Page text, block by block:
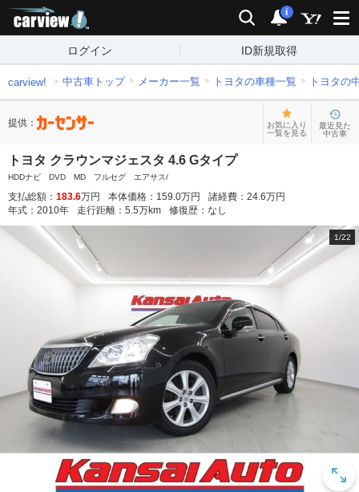
検索 通知
i
ログイン ID新規取得
carview! 中古車トップ メーカー一覧 トヨタの車種一覧 トヨタの
提供：
お気に入り
一覧を見る
最近見た
中古車
トヨタ クラウンマジェスタ 4.6 Gタイプ
HDDナビ DVD MD フルセグ エアサス/
支払総額： 183.6万円 本体価格： 159.0万円 諸経費： 24.6万円
年式： 2010年 走行距離： 5.5万km 修復歴： なし
1/22